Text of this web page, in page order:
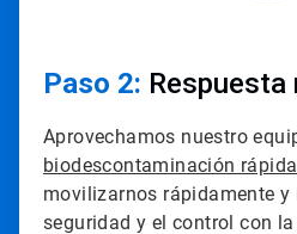
Paso 2: Respuesta
Aprovechamos nuestro
biodescontaminación
movilizarnos rápidamente y
seguridad y el control con